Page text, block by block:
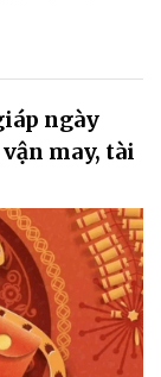
ngày
vận may, tài